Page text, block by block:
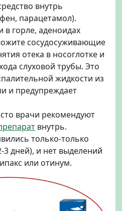
внутрь
парацетамол).
горле, аденоидах
сосудосуживающие
отека в носоглотке и
слуховой трубы. Это
жидкости из
и предупреждает
врачи рекомендуют
внутрь.
только-только
дней), и нет выделений
или отинум.